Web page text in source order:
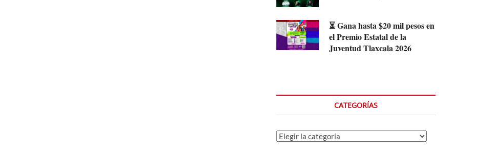
⏳ Gana hasta $20 mil pesos en
el Premio Estatal de la
Juventud Tlaxcala 2026
CATEGORÍAS
Categorías